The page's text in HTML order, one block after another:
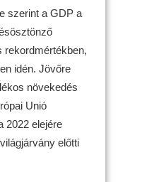
szerint a GDP a
rekordmértékben,
idén. Jövőre
növekedés
Unió
2022 elejére
előtti